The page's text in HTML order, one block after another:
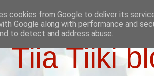
Tiia Tiiki
cookies from Google to deliver its
Google along with performance and
to detect and address abuse.